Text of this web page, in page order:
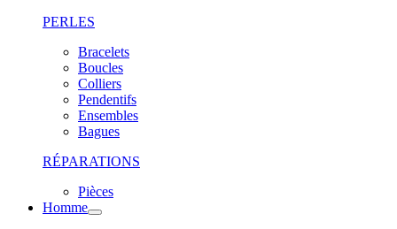
PERLES
Bracelets
Boucles
Colliers
Pendentifs
Ensembles
Bagues
RÉPARATIONS
Pièces
Homme